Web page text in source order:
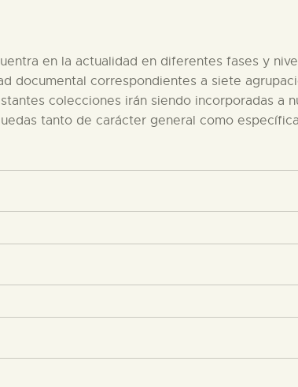
en la actualidad en diferentes fases y
documental correspondientes a siete
colecciones irán siendo incorporadas a
tanto de carácter general como